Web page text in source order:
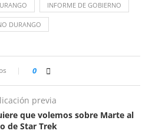
INFORME DE GOBIERNO
DURANGO
0
previa
que volemos sobre Marte al
de Star Trek